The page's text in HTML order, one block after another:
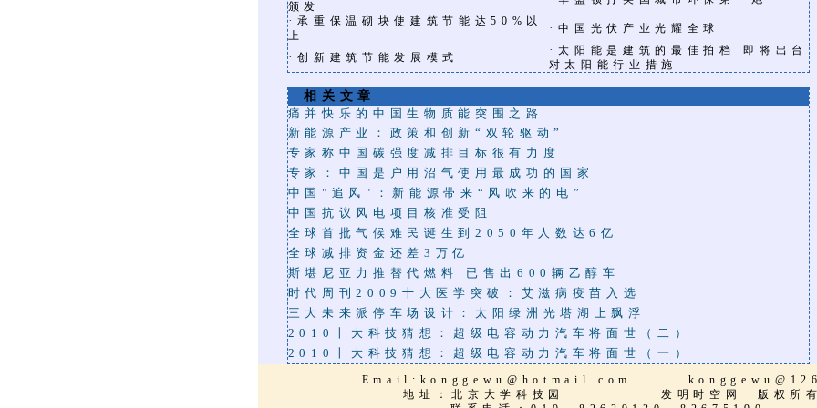
颁发
·承重保温砌块使建筑节能达50%以
上
·中国光伏产业光耀全球
·创新建筑节能发展模式
·太阳能是建筑的最佳拍档 即将出台
对太阳能行业措施
相关文章
痛并快乐的中国生物质能突围之路
新能源产业：政策和创新“双轮驱动”
专家称中国碳强度减排目标很有力度
专家：中国是户用沼气使用最成功的国家
中国"追风"：新能源带来“风吹来的电”
中国抗议风电项目核准受阻
全球首批气候难民诞生到2050年人数达6亿
全球减排资金还差3万亿
斯堪尼亚力推替代燃料 已售出600辆乙醇车
时代周刊2009十大医学突破：艾滋病疫苗入选
三大未来派停车场设计：太阳绿洲光塔湖上飘浮
2010十大科技猜想：超级电容动力汽车将面世（二）
2010十大科技猜想：超级电容动力汽车将面世（一）
Email: konggewu@hotmail.com
地址：北京大学科技园 发明时空网 版权所有